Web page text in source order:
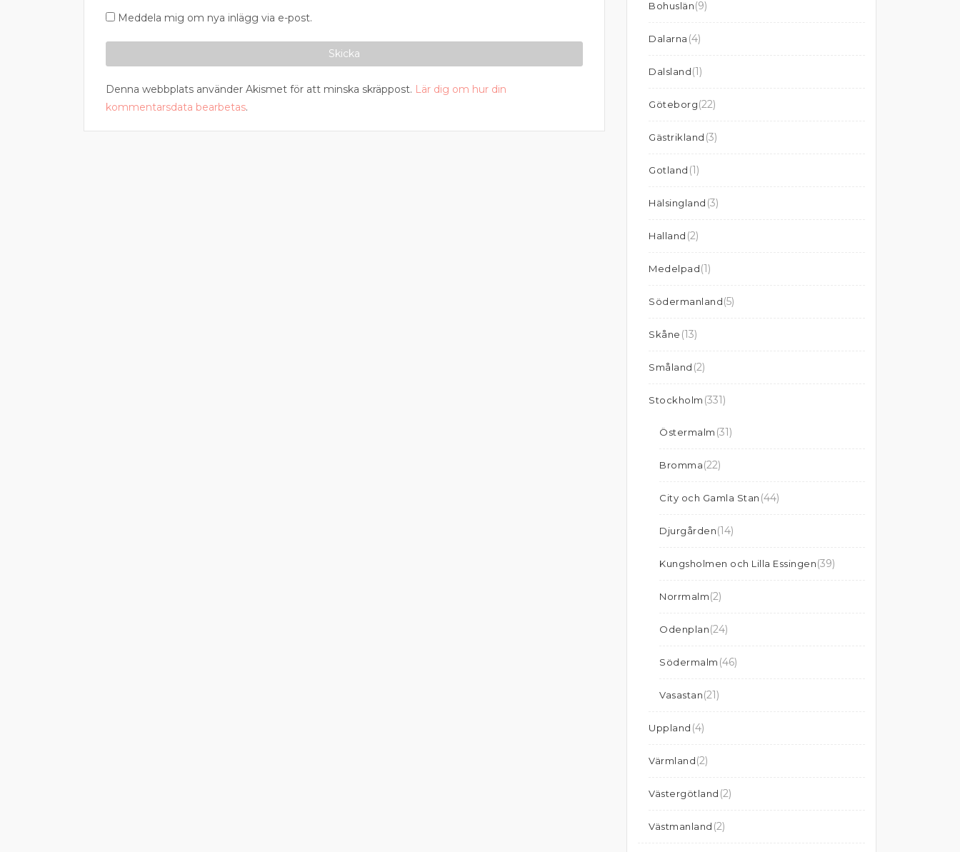
Meddela mig om nya inlägg via e-post.
Denna webbplats använder Akismet för att minska skräppost. Lär dig om hur din
kommentarsdata bearbetas.
Bohuslän(9)
Dalarna (4)
Dalsland(1)
Göteborg(22)
Gästrikland (3)
Gotland (1)
Hälsingland (3)
Halland (2)
Medelpad(1)
Södermanland(5)
Skåne (13)
Småland (2)
Stockholm (331)
Östermalm (31)
Bromma(22)
City och Gamla Stan (44)
Djurgården(14)
Kungsholmen och Lilla Essingen(39)
Norrmalm(2)
Odenplan(24)
Södermalm (46)
Vasastan(21)
Uppland (4)
Värmland(2)
Västergötland (2)
Västmanland (2)